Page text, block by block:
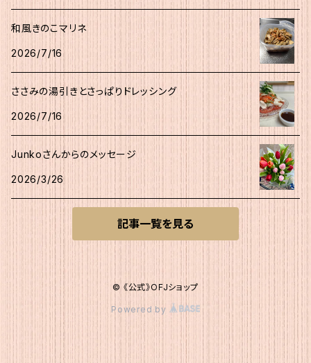
和風きのこマリネ
2026/7/16
ささみの湯引きとさっぱりドレッシング
2026/7/16
Junkoさんからのメッセージ
2026/3/26
記事一覧を見る
© 《公式》OFJショップ
Powered by